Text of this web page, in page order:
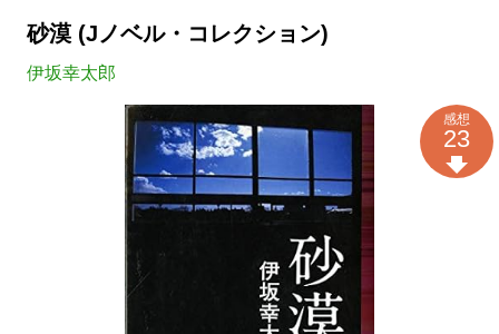
砂漠 (Jノベル・コレクション)
伊坂幸太郎
感想
23